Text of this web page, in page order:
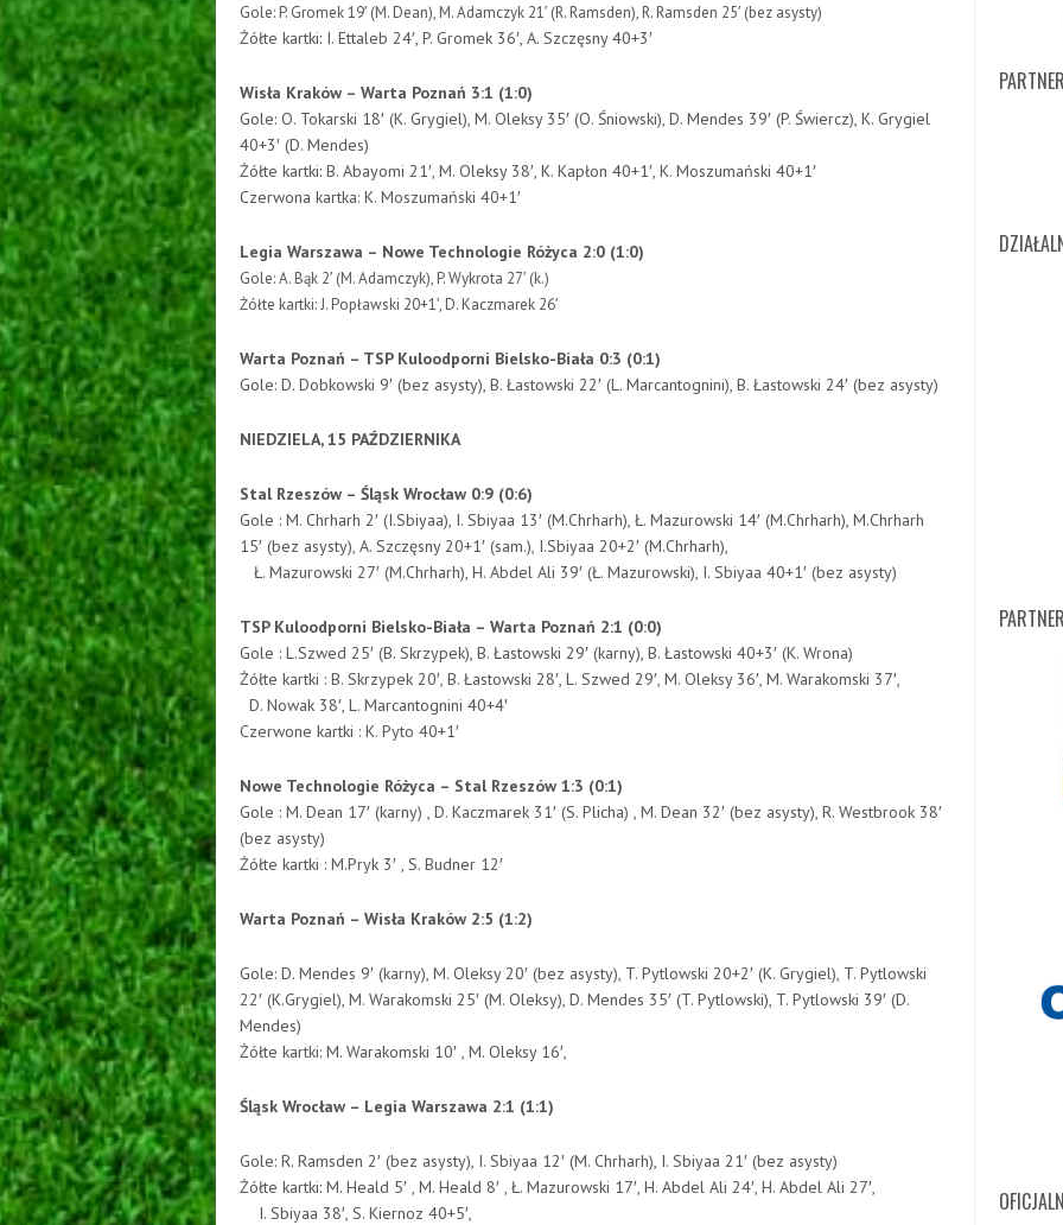
Gole: P. Gromek 19′ (M. Dean), M. Adamczyk 21′ (R. Ramsden), R. Ramsden 25′ (bez asysty)
Żółte kartki: I. Ettaleb 24′, P. Gromek 36′, A. Szczęsny 40+3′
Wisła Kraków – Warta Poznań 3:1 (1:0)
Gole: O. Tokarski 18′ (K. Grygiel), M. Oleksy 35′ (O. Śniowski), D. Mendes 39′ (P. Świercz), K. Grygiel
40+3′ (D. Mendes)
Żółte kartki: B. Abayomi 21′, M. Oleksy 38′, K. Kapłon 40+1′, K. Moszumański 40+1′
Czerwona kartka: K. Moszumański 40+1′
Legia Warszawa – Nowe Technologie Różyca 2:0 (1:0)
Gole: A. Bąk 2′ (M. Adamczyk), P. Wykrota 27′ (k.)
Żółte kartki: J. Popławski 20+1′, D. Kaczmarek 26′
Warta Poznań – TSP Kuloodporni Bielsko-Biała 0:3 (0:1)
Gole: D. Dobkowski 9′ (bez asysty), B. Łastowski 22′ (L. Marcantognini), B. Łastowski 24′ (bez asysty)
NIEDZIELA, 15 PAŹDZIERNIKA
Stal Rzeszów – Śląsk Wrocław 0:9 (0:6)
Gole : M. Chrharh 2′ (I.Sbiyaa), I. Sbiyaa 13′ (M.Chrharh), Ł. Mazurowski 14′ (M.Chrharh), M.Chrharh
15′ (bez asysty), A. Szczęsny 20+1′ (sam.), I.Sbiyaa 20+2′ (M.Chrharh),
Ł. Mazurowski 27′ (M.Chrharh), H. Abdel Ali 39′ (Ł. Mazurowski), I. Sbiyaa 40+1′ (bez asysty)
TSP Kuloodporni Bielsko-Biała – Warta Poznań 2:1 (0:0)
Gole : L.Szwed 25′ (B. Skrzypek), B. Łastowski 29′ (karny), B. Łastowski 40+3′ (K. Wrona)
Żółte kartki : B. Skrzypek 20′, B. Łastowski 28′, L. Szwed 29′, M. Oleksy 36′, M. Warakomski 37′,
D. Nowak 38′, L. Marcantognini 40+4′
Czerwone kartki : K. Pyto 40+1′
Nowe Technologie Różyca – Stal Rzeszów 1:3 (0:1)
Gole : M. Dean 17′ (karny) , D. Kaczmarek 31′ (S. Plicha) , M. Dean 32′ (bez asysty), R. Westbrook 38′
(bez asysty)
Żółte kartki : M.Pryk 3′ , S. Budner 12′
Warta Poznań – Wisła Kraków 2:5 (1:2)
Gole: D. Mendes 9′ (karny), M. Oleksy 20′ (bez asysty), T. Pytlowski 20+2′ (K. Grygiel), T. Pytlowski
22′ (K.Grygiel), M. Warakomski 25′ (M. Oleksy), D. Mendes 35′ (T. Pytlowski), T. Pytlowski 39′ (D.
Mendes)
Żółte kartki: M. Warakomski 10′ , M. Oleksy 16′,
Śląsk Wrocław – Legia Warszawa 2:1 (1:1)
Gole: R. Ramsden 2′ (bez asysty), I. Sbiyaa 12′ (M. Chrharh), I. Sbiyaa 21′ (bez asysty)
Żółte kartki: M. Heald 5′ , M. Heald 8′ , Ł. Mazurowski 17′, H. Abdel Ali 24′, H. Abdel Ali 27′,
I. Sbiyaa 38′, S. Kiernoz 40+5′,